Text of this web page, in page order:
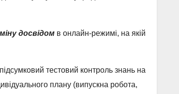
досвідом в онлайн-режимі, на якій
тестовий контроль знань на
плану (випускна робота,